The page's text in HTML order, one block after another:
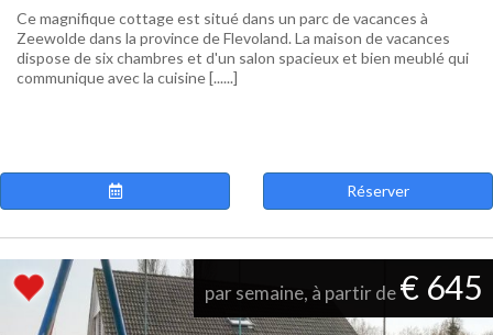
Ce magnifique cottage est situé dans un parc de vacances à
Zeewolde dans la province de Flevoland. La maison de vacances
dispose de six chambres et d'un salon spacieux et bien meublé qui
communique avec la cuisine [......]
Réserver
par semaine, à partir de€ 645